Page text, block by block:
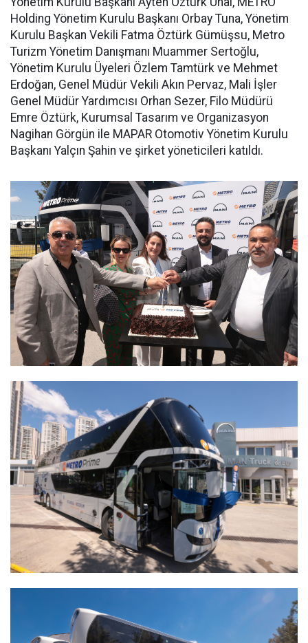
Holding Yönetim Kurulu Başkanı Orbay Tuna, Yönetim
Kurulu Başkan Vekili Fatma Öztürk Gümüşsu, Metro
Turizm Yönetim Danışmanı Muammer Sertoğlu,
Yönetim Kurulu Üyeleri Özlem Tamtürk ve Mehmet
Erdoğan, Genel Müdür Vekili Akın Pervaz, Mali İşler
Genel Müdür Yardımcısı Orhan Sezer, Filo Müdürü
Emre Öztürk, Kurumsal Tasarım ve Organizasyon
Nagihan Görgün ile MAPAR Otomotiv Yönetim Kurulu
Başkanı Yalçın Şahin ve şirket yöneticileri katıldı.